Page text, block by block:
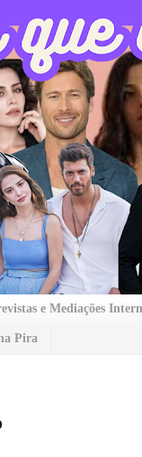
e Mediações
Pira